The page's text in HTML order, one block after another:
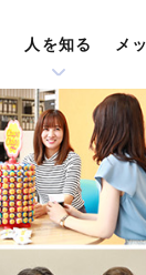
人を知る メ